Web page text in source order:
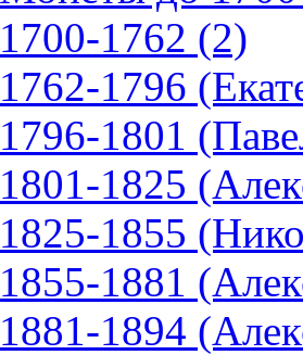
1700-1762 (2)
1762-1796
1796-1801
1801-1825
1825-1855
1855-1881
1881-1894